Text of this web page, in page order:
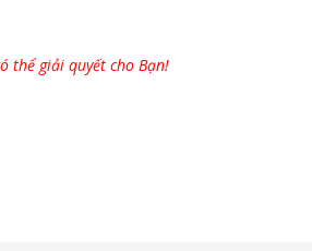
thể giải quyết cho Bạn!